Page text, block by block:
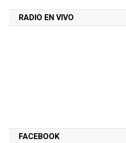
RADIO EN VIVO
FACEBOOK